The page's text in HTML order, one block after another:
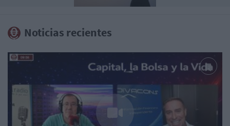
Noticias recientes